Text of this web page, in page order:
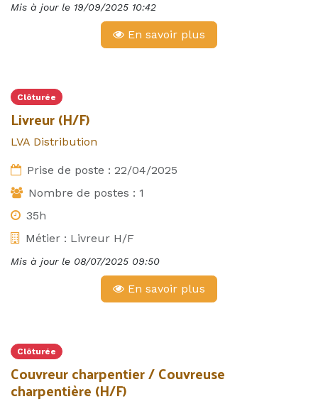
Mis à jour le 19/09/2025 10:42
En savoir plus
Clôturée
Livreur (H/F)
LVA Distribution
Prise de poste : 22/04/2025
Nombre de postes : 1
35h
Métier : Livreur H/F
Mis à jour le 08/07/2025 09:50
En savoir plus
Clôturée
Couvreur charpentier / Couvreuse
charpentière (H/F)